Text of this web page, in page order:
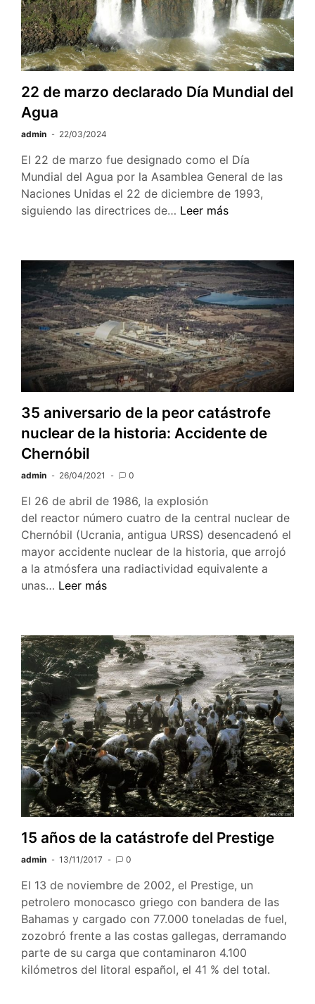
22 de marzo declarado Día Mundial del
Agua
admin 22/03/2024
El 22 de marzo fue designado como el Día
Mundial del Agua por la Asamblea General de las
Naciones Unidas el 22 de diciembre de 1993,
siguiendo las directrices de… 22
declarado
Día
Mundial
del
Agua
Leer más
35 aniversario de la peor catástrofe
nuclear de la historia: Accidente de
Chernóbil
admin 26/04/2021 0
El 26 de abril de 1986, la explosión
del reactor número cuatro de la central nuclear de
Chernóbil (Ucrania, antigua URSS) desencadenó el
mayor accidente nuclear de la historia, que arrojó
a la atmósfera una radiactividad equivalente a
unas… 35
la
peor
catástrofe
nuclear
de
la
historia:
Accidente
de
Chernóbil
Leer más
15 años de la catástrofe del Prestige
admin 13/11/2017 0
El 13 de noviembre de 2002, el Prestige, un
petrolero monocasco griego con bandera de las
Bahamas y cargado con 77.000 toneladas de fuel,
zozobró frente a las costas gallegas, derramando
parte de su carga que contaminaron 4.100
kilómetros del litoral español, el 41 % del total.